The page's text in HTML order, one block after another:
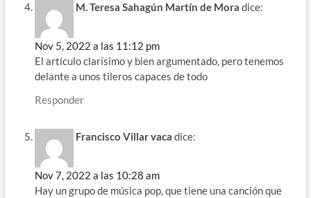
M. Teresa Sahagún Martín de Mora dice:
Nov 5, 2022 a las 11:12 pm
El artículo clarísimo y bien argumentado, pero tenemos
delante a unos tileros capaces de todo
Responder
Francisco Villar vaca dice:
Nov 7, 2022 a las 10:28 am
Hay un grupo de música pop, que tiene una canción que